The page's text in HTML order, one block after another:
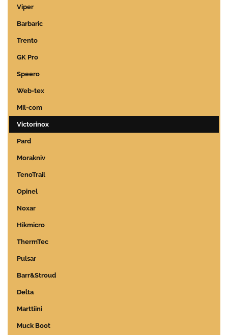
Viper
Barbaric
Trento
GK Pro
Speero
Web-tex
Mil-com
Victorinox
Pard
Morakniv
TenoTrail
Opinel
Noxar
Hikmicro
ThermTec
Pulsar
Barr&Stroud
Delta
Marttiini
Muck Boot